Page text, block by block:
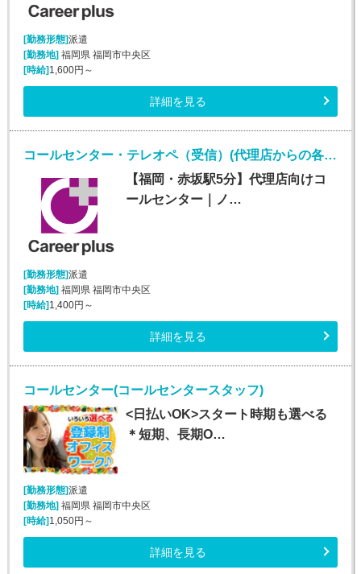
[勤務形態]派遣
[勤務地] 福岡県 福岡市中央区
[時給] 1,600円～
詳細を見る
コールセンター・テレオペ（受信）(代理店からの各種問合せ電話対応業務)
【福岡・赤坂駅5分】代理店向けコ
ールセンター｜ノ…
[勤務形態]派遣
[勤務地] 福岡県 福岡市中央区
[時給] 1,400円～
詳細を見る
コールセンター(コールセンタースタッフ)
<日払いOK>スタート時期も選べる
＊短期、長期O…
[勤務形態]派遣
[勤務地]福岡県 福岡市中央区
[時給]1,050円～
詳細を見る